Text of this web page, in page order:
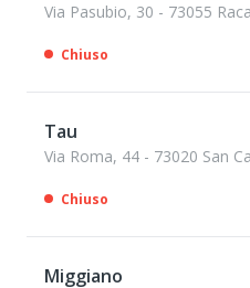
Via Pasubio, 30 - 73055
Chiuso
Tau
Via Roma, 44 - 73020 San
Chiuso
Miggiano